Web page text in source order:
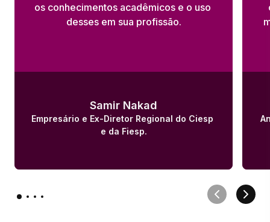
os conhecimentos acadêmicos e o uso
desses em sua profissão.
Samir Nakad
Empresário e Ex-Diretor Regional do Ciesp
e da Fiesp.